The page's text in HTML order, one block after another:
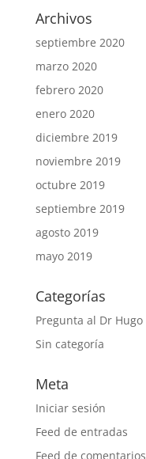
Archivos
septiembre 2020
marzo 2020
febrero 2020
enero 2020
diciembre 2019
noviembre 2019
octubre 2019
septiembre 2019
agosto 2019
mayo 2019
Categorías
Pregunta al Dr Hugo
Sin categoría
Meta
Iniciar sesión
Feed de entradas
Feed de comentarios